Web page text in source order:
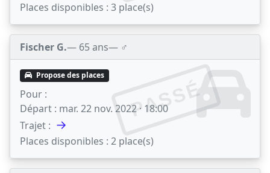
Places disponibles : 3 place(s)
Fischer G.— 65 ans— ♂️
PASSÉ
Propose des places
Pour :
Départ : mar. 22 nov. 2022 · 18:00
Trajet : →
Places disponibles : 2 place(s)